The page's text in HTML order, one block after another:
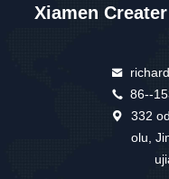
Xiamen
86--
332
olu,